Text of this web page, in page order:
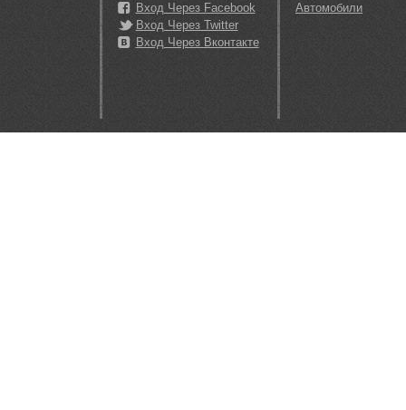
Вход Через Facebook
Вход Через Twitter
Вход Через Вконтакте
Автомобили